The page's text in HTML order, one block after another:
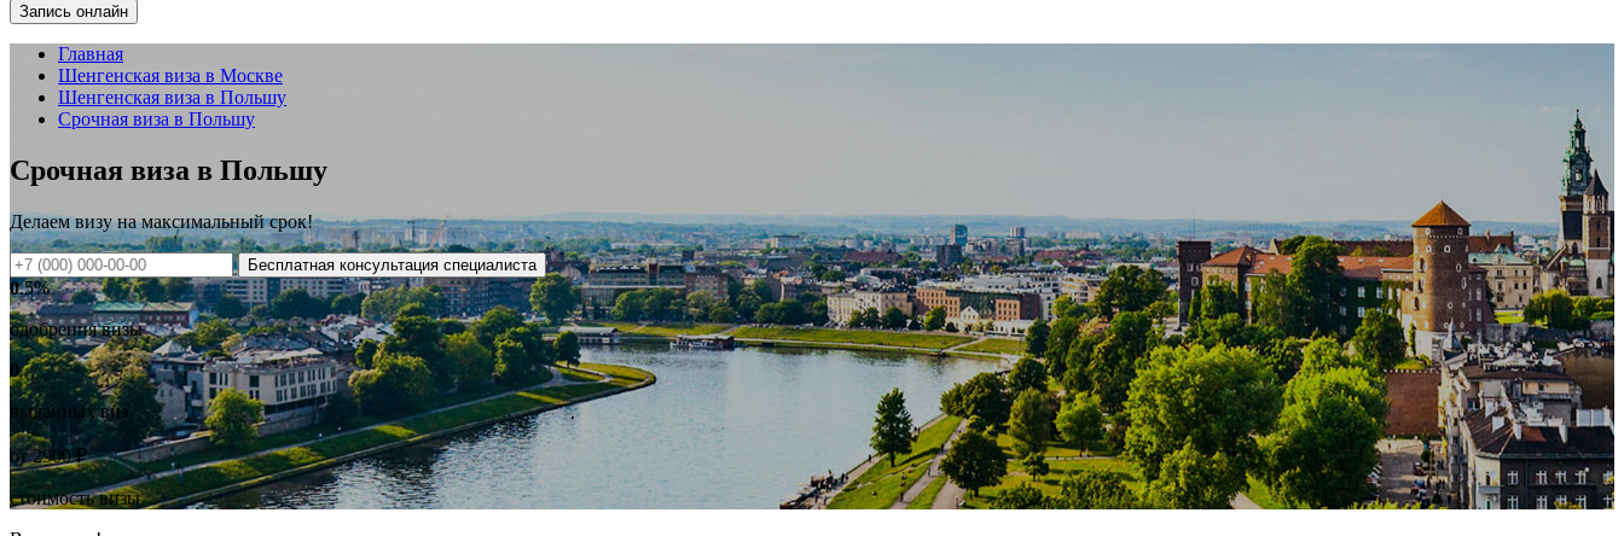
Запись онлайн
Главная
Шенгенская виза в Москве
Шенгенская виза в Польшу
Срочная виза в Польшу
Срочная виза в Польшу
Делаем визу намаксимальныйсрок!
Бесплатная консультация специалиста
0.5%
одобрения визы
0
выданных виз
от2900₽
стоимость визы